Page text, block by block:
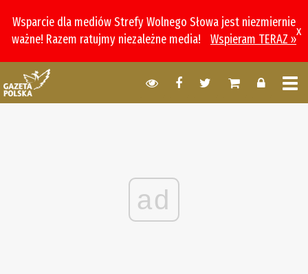
Wsparcie dla mediów Strefy Wolnego Słowa jest niezmiernie
ważne! Razem ratujmy niezależne media!
Wspieram TERAZ »
x
ad